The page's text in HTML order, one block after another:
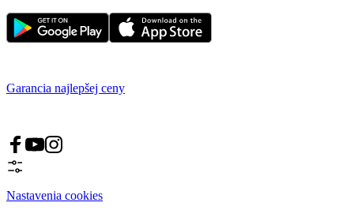
Garancia najlepšej ceny
Nastavenia cookies